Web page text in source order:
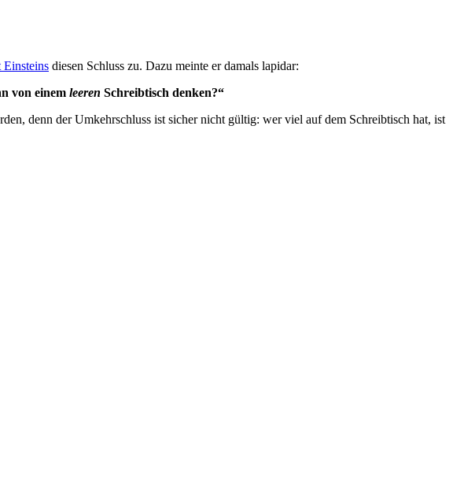
Einsteins diesen Schluss zu. Dazu meinte er damals lapidar:
von einem leeren Schreibtisch denken?“
denn der Umkehrschluss ist sicher nicht gültig: wer viel auf dem Schreibtisch hat, ist